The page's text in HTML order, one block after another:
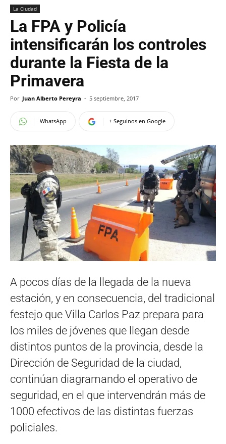
La Ciudad
La FPA y Policía
intensificarán los controles
durante la Fiesta de la
Primavera
Por Juan Alberto Pereyra - 5 septiembre, 2017
WhatsApp + Seguinos en Google
A pocos días de la llegada de la nueva
estación, y en consecuencia, del tradicional
festejo que Villa Carlos Paz prepara para
los miles de jóvenes que llegan desde
distintos puntos de la provincia, desde la
Dirección de Seguridad de la ciudad,
continúan diagramando el operativo de
seguridad, en el que intervendrán más de
1000 efectivos de las distintas fuerzas
policiales.